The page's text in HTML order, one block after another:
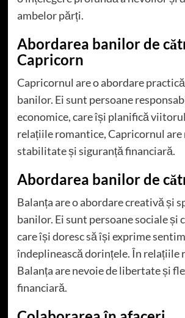
ambelor părți.
Abordarea banilor de
Capricorn
Capricornul are o abordare
banilor. Ei sunt persoane
economice, care își planifică
relațiile romantice, Capricornul are
stabilitate și siguranță financiară.
Abordarea banilor de
Balanța are o abordare creativă și
banilor. Ei sunt persoane sociale și
care își doresc să își exprime
îndeplinească dorințele. În relațiile
Balanța are nevoie de libertate și
financiară.